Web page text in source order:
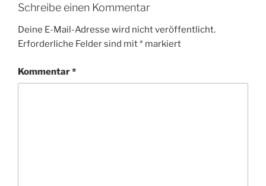
Schreibe einen Kommentar
Deine E-Mail-Adresse wird nicht veröffentlicht.
Erforderliche Felder sind mit* markiert
Kommentar*